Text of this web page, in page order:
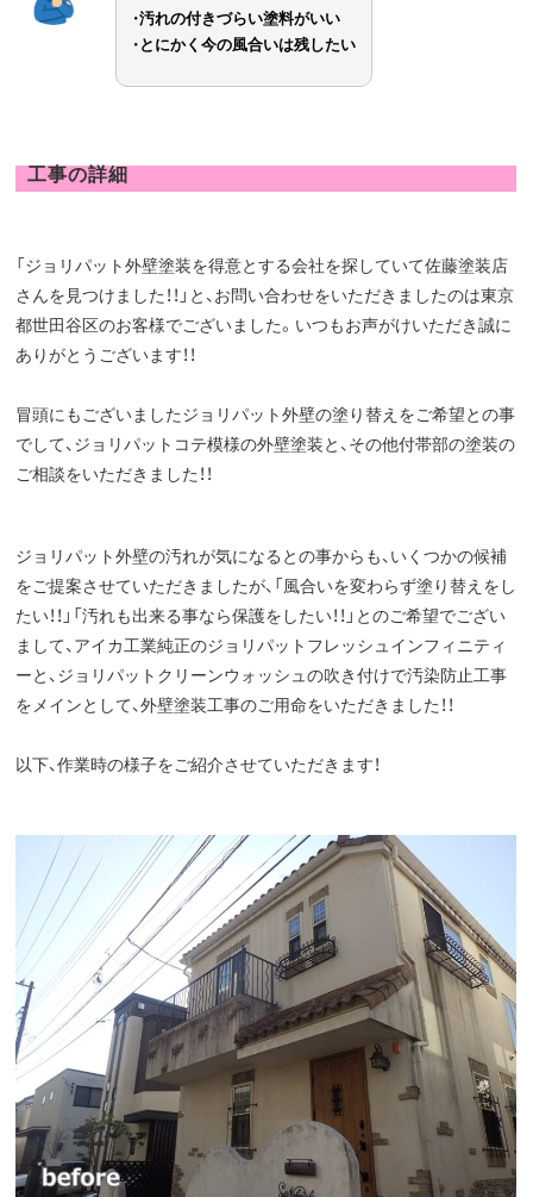
・汚れの付きづらい塗料がいい
・ とにかく今の風合いは残したい
工事の詳細
「ジョリパット外壁塗装を得意とする会社を探していて佐藤塗装店
さんを見つけました！！」と、お問い合わせをいただきましたのは東京
都世田谷区のお客様でございました。いつもお声がけいただき誠に
ありがとうございます！！
冒頭にもございましたジョリパット外壁の塗り替えをご希望との事
でして、ジョリパットコテ模様の外壁塗装と、その他付帯部の塗装の
ご相談をいただきました！！
ジョリパット外壁の汚れが気になるとの事からも、いくつかの候補
をご提案させていただきましたが、「風合いを変わらず塗り替えをし
たい！！」「汚れも出来る事なら保護をしたい！！」とのご希望でござい
まして、アイカ工業純正のジョリパットフレッシュインフィニティ
ーと、ジョリパットクリーンウォッシュの吹き付けで汚染防止工事
をメインとして、外壁塗装工事のご用命をいただきました！！
以下、作業時の様子をご紹介させていただきます！